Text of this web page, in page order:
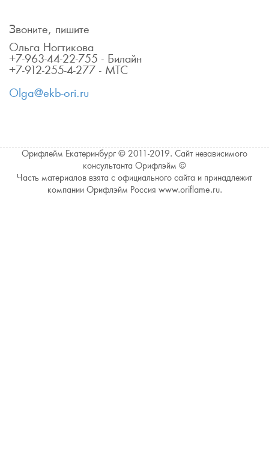
Звоните, пишите
Ольга Ногтикова
+7-963-44-22-755 - Билайн
+7-912-255-4-277 - МТС
Olga@ekb-ori.ru
Орифлейм Екатеринбург © 2011-2019. Сайт независимого
консультанта Орифлэйм ©
Часть материалов взята с официального сайта и принадлежит
компании Орифлэйм Россия www.oriflame.ru.